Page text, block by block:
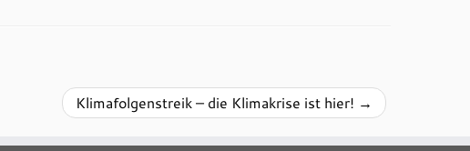
Klimafolgenstreik – die Klimakrise ist hier! →